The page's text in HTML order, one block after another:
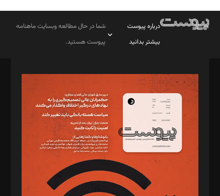
درباره پیوست
بیشتر بدانید
شما در حال مطالعه وبسایت ماهنامه
پیوست هستید.
مدیر مسئول: محمدباقر اثنی‌عشری
سردبیر: مهرک محمودی
دبیر تحریریه: میثم قاسمی
د‌بیر ناداستان: سمانه سمیع
د‌بیر خدمت و تجارت: ابوالفضل رجبی
د‌بیر حقوق فناوری: حسام‌الدین ایپکچی
د‌بیر پیوست جهان: مینا پاکدل
د‌بیر تحریریه آنلاین: بابک نقاش
تحریریه‌: مجتبی محمود‌ی، آرش برهمند، یسنا امان‌پور، سروش کرمیان،